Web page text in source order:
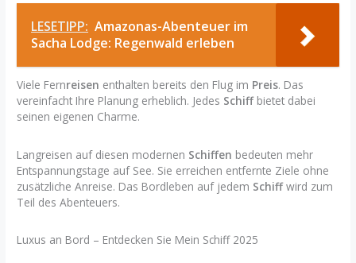
LESETIPP: Amazonas-Abenteuer im
Sacha Lodge: Regenwald erleben
Viele Fernreisen enthalten bereits den Flug im Preis. Das
vereinfacht Ihre Planung erheblich. Jedes Schiffbietet dabei
seinen eigenen Charme.
Langreisen auf diesen modernen Schiffen bedeuten mehr
Entspannungstage auf See. Sie erreichen entfernte Ziele ohne
zusätzliche Anreise. Das Bordleben auf jedem Schiffwird zum
Teil des Abenteuers.
Luxus an Bord – Entdecken Sie Mein Schiff 2025